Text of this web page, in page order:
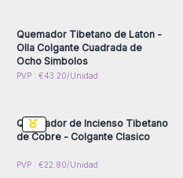
Combine estos maravillosos
tipos de inciensos o pastillas.
¡No piedra la oportunidad de
de quemadores tibetanos de
autenticidad de estos productos!
Quemador Tibetano de Laton -
Olla Colgante Cuadrada de
Ocho Simbolos
PVP : €43.20/Unidad
Inicie sesión o regístrese
Quemador de Incienso Tibetano
de Cobre - Colgante Clasico
PVP : €22.80/Unidad
Inicie sesión o regístrese